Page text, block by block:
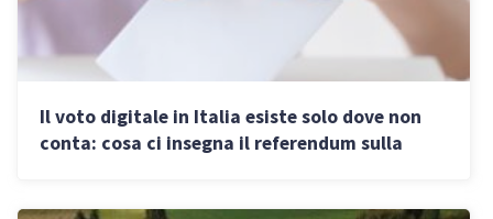
Il voto digitale in Italia esiste solo dove non
conta: cosa ci insegna il referendum sulla